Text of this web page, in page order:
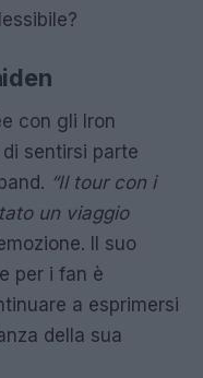
con gli Iron
sentirsi parte
“Il tour con i
un viaggio
Il suo
per i fan è
a esprimersi
della sua